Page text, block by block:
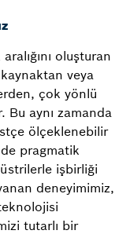
oluşturan
veya
çok yönlü
Bu aynı zamanda
ölçeklenebilir
pragmatik
işbirliği
deneyimimiz,
tutarlı bir